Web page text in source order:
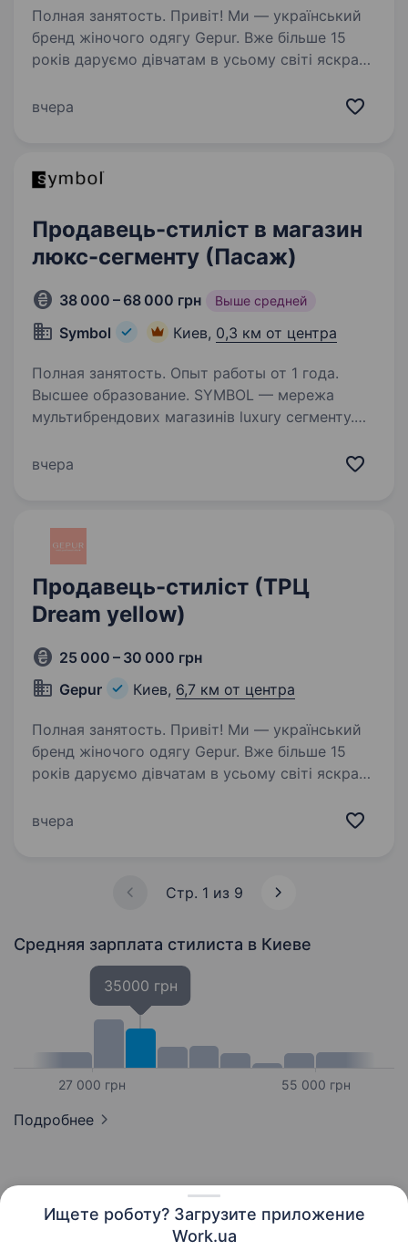
Ищете роботу? Загрузите приложение
Work.ua
Полная занятость. Привіт! Ми — український
бренд жіночого одягу Gepur. Вже більше 15
років даруємо дівчатам в усьому світі яскраві
умовах, але незважаючи на це, продовжуємо
вчера
Продавець-стиліст в магазин
люкс-сегменту (Пасаж)
38 000 – 68 000 грн Выше средней
Symbol Киев, 0,3 км от центра
Полная занятость. Опыт работы от 1 года.
Высшее образование. SYMBOL — мережа
мультибрендових магазинів luxury сегменту.
розвитку на ринку України. Наші магазини
вчера
Продавець-стиліст (ТРЦ
Dream yellow)
25 000 – 30 000 грн
Gepur
Киев, 6,7 км от центра
Полная занятость. Привіт! Ми — український
бренд жіночого одягу Gepur. Вже більше 15
років даруємо дівчатам в усьому світі яскраві
умовах, але незважаючи на це, продовжуємо
вчера
Стр. 1 из 9
Средняя зарплата стилиста в Киеве
27 000 грн
35000 грн
55 000 грн
Подробнее